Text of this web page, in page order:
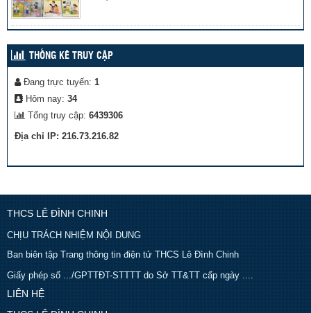
THỐNG KÊ TRUY CẬP
Đang trực tuyến: 1
Hôm nay: 34
Tổng truy cập: 6439306
Địa chỉ IP: 216.73.216.82
THCS LÊ ĐÌNH CHINH
CHỊU TRÁCH NHIỆM NỘI DUNG
Ban biên tập Trang thông tin điện tử THCS Lê Đình Chinh
Giấy phép số .../GPTTĐT-STTTT do Sở TT&TT cấp ngày ....
LIÊN HỆ